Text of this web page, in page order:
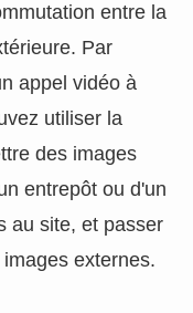
entre la
Par
appel vidéo à
utiliser la
des images
entrepôt ou d'un
au site, et passer
externes.